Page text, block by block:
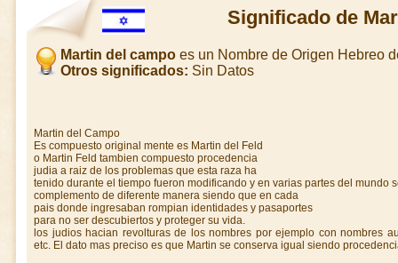
Significado de
Martin del campo es un Nombre de Origen Hebreo
Otros significados: Sin Datos
Martin del Campo
Es compuesto original mente es Martin del Feld
o Martin Feld tambien compuesto procedencia
judia a raiz de los problemas que esta raza ha
tenido durante el tiempo fueron modificando y en varias partes del mundo
complemento de diferente manera siendo que en cada
pais donde ingresaban rompian identidades y pasaportes
para no ser descubiertos y proteger su vida.
los judios hacian revolturas de los nombres por ejemplo con nombres
etc. El dato mas preciso es que Martin se conserva igual siendo